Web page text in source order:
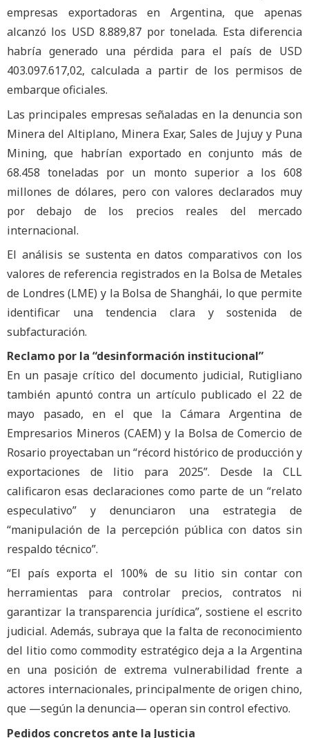
empresas exportadoras en Argentina, que apenas
alcanzó los USD 8.889,87 por tonelada. Esta diferencia
habría generado una pérdida para el país de USD
403.097.617,02, calculada a partir de los permisos de
embarque oficiales.
Las principales empresas señaladas en la denuncia son
Minera del Altiplano, Minera Exar, Sales de Jujuy y Puna
Mining, que habrían exportado en conjunto más de
68.458 toneladas por un monto superior a los 608
millones de dólares, pero con valores declarados muy
por debajo de los precios reales del mercado
internacional.
El análisis se sustenta en datos comparativos con los
valores de referencia registrados en la Bolsa de Metales
de Londres (LME) y la Bolsa de Shanghái, lo que permite
identificar una tendencia clara y sostenida de
subfacturación.
Reclamo por la “desinformación institucional”
En un pasaje crítico del documento judicial, Rutigliano
también apuntó contra un artículo publicado el 22 de
mayo pasado, en el que la Cámara Argentina de
Empresarios Mineros (CAEM) y la Bolsa de Comercio de
Rosario proyectaban un “récord histórico de producción y
exportaciones de litio para 2025”. Desde la CLL
calificaron esas declaraciones como parte de un “relato
especulativo” y denunciaron una estrategia de
“manipulación de la percepción pública con datos sin
respaldo técnico”.
“El país exporta el 100% de su litio sin contar con
herramientas para controlar precios, contratos ni
garantizar la transparencia jurídica”, sostiene el escrito
judicial. Además, subraya que la falta de reconocimiento
del litio como commodity estratégico deja a la Argentina
en una posición de extrema vulnerabilidad frente a
actores internacionales, principalmente de origen chino,
que —según la denuncia— operan sin control efectivo.
Pedidos concretos ante la Justicia